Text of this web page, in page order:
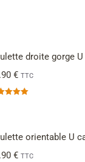
droite gorge
€ TTC
orientable U
€ TTC